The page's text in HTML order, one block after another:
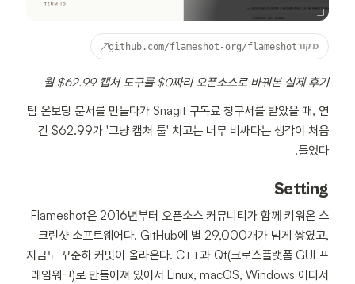
מקורgithub.com/flameshot-org/flameshot
↗
월 $62.99 캡처 도구를 $0짜리 오픈소스로 바꿔본 실제 후기
팀 온보딩 문서를 만들다가 Snagit 구독료 청구서를 받았을 때, 연
간 $62.99가 '그냥 캡처 툴' 치고는 너무 비싸다는 생각이 처음
들었다.
Setting
Flameshot은 2016년부터 오픈소스 커뮤니티가 함께 키워온 스
크린샷 소프트웨어다. GitHub에 별 29,000개가 넘게 쌓였고,
지금도 꾸준히 커밋이 올라온다. C++과 Qt(크로스플랫폼 GUI 프
레임워크)로 만들어져 있어서 Linux, macOS, Windows 어디서